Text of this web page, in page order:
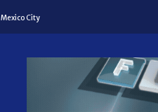
Mexico City